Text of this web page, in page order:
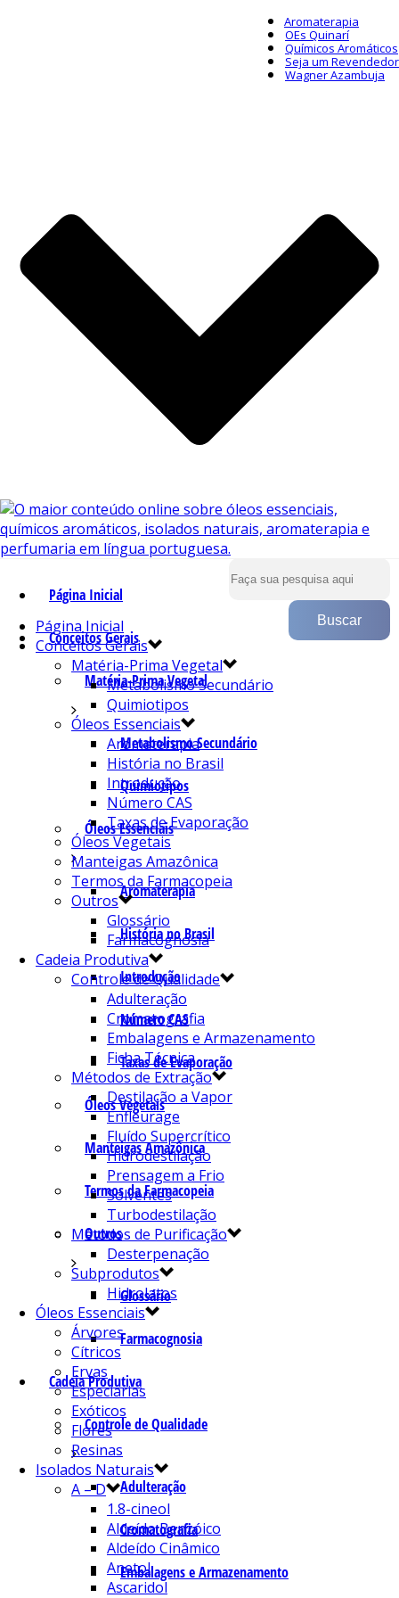
Aromaterapia
OEs Quinarí
Químicos Aromáticos
Seja um Revendedor
Wagner Azambuja
Página Inicial
Conceitos Gerais
Matéria-Prima Vegetal
Metabolismo Secundário
Quimiotipos
Óleos Essenciais
Aromaterapia
História no Brasil
Introdução
Número CAS
Taxas de Evaporação
Óleos Vegetais
Manteigas Amazônica
Termos da Farmacopeia
Outros
Glossário
Farmacognosia
Cadeia Produtiva
Controle de Qualidade
Adulteração
Cromatografia
Embalagens e Armazenamento
Página Inicial
Conceitos Gerais
Matéria-Prima Vegetal
Metabolismo Secundário
Quimiotipos
Óleos Essenciais
Aromaterapia
História no Brasil
Introdução
Número CAS
Taxas de Evaporação
Óleos Vegetais
Manteigas Amazônica
Termos da Farmacopeia
Outros
Glossário
Farmacognosia
Cadeia Produtiva
Controle de Qualidade
Adulteração
Cromatografia
Embalagens e Armazenamento
Ficha Técnica
Métodos de Extração
Destilação a Vapor
Enfleurage
Fluído Supercrítico
Hidrodestilação
Prensagem a Frio
Solventes
Turbodestilação
Métodos de Purificação
Desterpenação
Subprodutos
Hidrolatos
Óleos Essenciais
Árvores
Cítricos
Ervas
Especiarias
Exóticos
Flores
Resinas
Isolados Naturais
A – D
1.8-cineol
Aldeído Benzóico
Aldeído Cinâmico
Anetol
Ascaridol